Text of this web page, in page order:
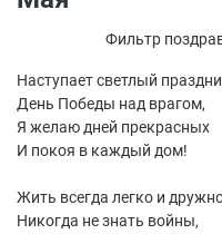
Фильтр
Наступает светлый
День Победы над врагом,
Я желаю дней прекрасных
И покоя в каждый дом!
Жить всегда легко и
Никогда не знать войны,